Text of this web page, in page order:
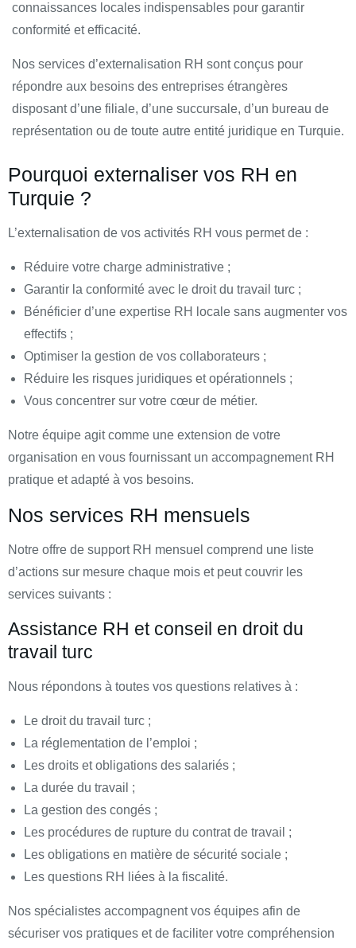
connaissances locales indispensables pour garantir
conformité et efficacité.
Nos services d’externalisation RH sont conçus pour
répondre aux besoins des entreprises étrangères
disposant d’une filiale, d’une succursale, d’un bureau de
représentation ou de toute autre entité juridique en Turquie.
Pourquoi externaliser vos RH en
Turquie ?
L’externalisation de vos activités RH vous permet de :
Réduire votre charge administrative ;
Garantir la conformité avec le droit du travail turc ;
Bénéficier d’une expertise RH locale sans augmenter vos
effectifs ;
Optimiser la gestion de vos collaborateurs ;
Réduire les risques juridiques et opérationnels ;
Vous concentrer sur votre cœur de métier.
Notre équipe agit comme une extension de votre
organisation en vous fournissant un accompagnement RH
pratique et adapté à vos besoins.
Nos services RH mensuels
Notre offre de support RH mensuel comprend une liste
d’actions sur mesure chaque mois et peut couvrir les
services suivants :
Assistance RH et conseil en droit du
travail turc
Nous répondons à toutes vos questions relatives à :
Le droit du travail turc ;
La réglementation de l’emploi ;
Les droits et obligations des salariés ;
La durée du travail ;
La gestion des congés ;
Les procédures de rupture du contrat de travail ;
Les obligations en matière de sécurité sociale ;
Les questions RH liées à la fiscalité.
Nos spécialistes accompagnent vos équipes afin de
sécuriser vos pratiques et de faciliter votre compréhension